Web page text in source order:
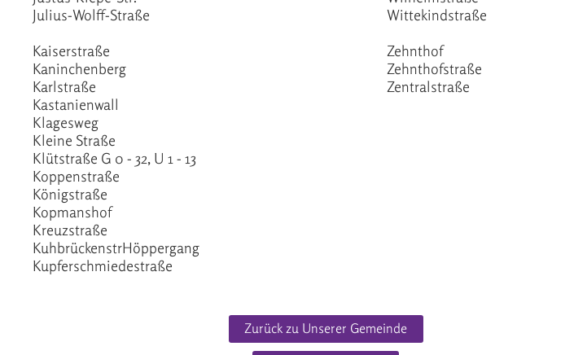
Julius-Wolff-Straße
Kaiserstraße
Kaninchenberg
Karlstraße
Kastanienwall
Klagesweg
Kleine Straße
Klütstraße G 0 - 32, U 1 - 13
Koppenstraße
Königstraße
Kopmanshof
Kreuzstraße
KuhbrückenstrHöppergang
Kupferschmiedestraße
Wittekindstraße
Zehnthof
Zehnthofstraße
Zentralstraße
Zurück zu Unserer Gemeinde